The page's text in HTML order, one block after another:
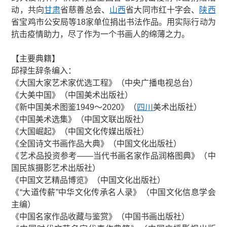
动，共向甘肃省慈善总会、 山西省大同市红十字会、 陕西
省宝鸡市公安局等18家单位捐出书法作品。用实际行动为
抗击疫情助力，尽了作为一个书画人的绵薄之力。
【主要典籍】
邱禄生辞条编入：
《大国大家艺术家优选工程》（中央广播电视总台）
《大美中国》（中国美术出版社）
《新中国美术图鉴1949～2020》（四川 美术出版社）
《中国美术选集》（中国文联出版社）
《大国崛起》（中国文化传媒出版社）
《全国诗文书画作品大典》（中国文化出版社）
《艺术品投资参考——当代书画名家作品润格图典》（中
国民族摄影艺术出版社）
《中国文艺精品博览》（中国文化出版社）
《“大道传薪”中华文化传承名人录》（中国文化信息学会
主编）
《中国名家作品收藏与鉴赏》（中国书画出版社）